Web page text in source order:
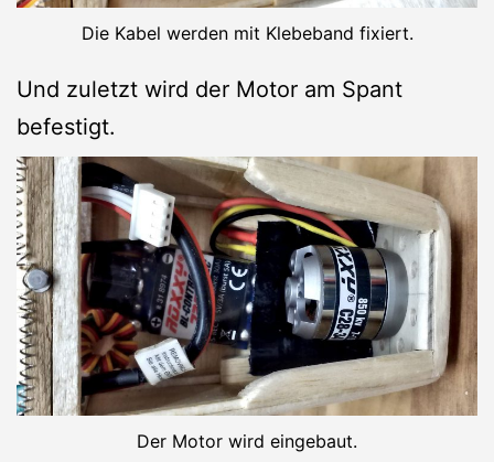
Die Kabel werden mit Klebeband fixiert.
Und zuletzt wird der Motor am Spant
befestigt.
Der Motor wird eingebaut.